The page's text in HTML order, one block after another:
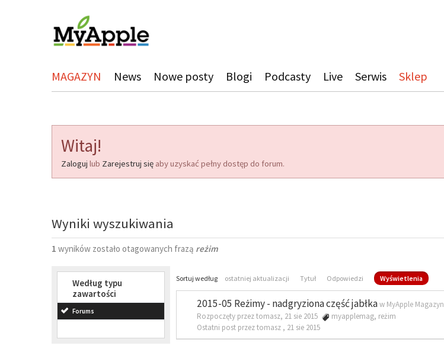
MAGAZYN News Nowe posty Blogi Podcasty Live Serwis Sklep
Witaj!
Zaloguj lub Zarejestruj się aby uzyskać pełny dostęp do forum.
Wyniki wyszukiwania
1 wyników zostało otagowanych frazą reżim
Według typu
zawartości
Forums
Sortuj według ostatniej aktualizacji Tytuł Odpowiedzi Wyświetlenia
2015-05 Reżimy - nadgryziona część jabłkaw MyApple Magazyn
Rozpoczęty przez tomasz, 21 sie 2015
myapplemag, reżim
Ostatni post przez tomasz , 21 sie 2015